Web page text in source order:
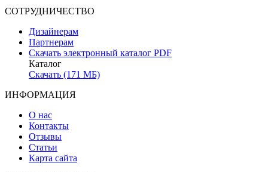
СОТРУДНИЧЕСТВО
Дизайнерам
Партнерам
Скачать электронный каталог PDF
Каталог
Скачать (171 МБ)
ИНФОРМАЦИЯ
О нас
Контакты
Отзывы
Статьи
Карта сайта